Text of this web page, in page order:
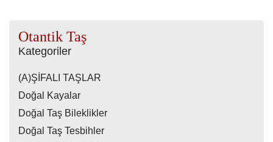
Otantik Taş
Kategoriler
(A)ŞİFALI TAŞLAR
Doğal Kayalar
Doğal Taş Bileklikler
Doğal Taş Tesbihler